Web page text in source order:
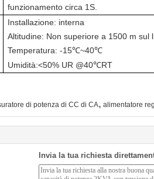
funzionamento circa 1S
Installazione: interna
Altitudine: Non superiore a 1500 m sul
Temperatura: -15℃~40℃
Umidità:<50% UR @40℃RT
di potenza di CC di CA, alimentatore
Invia la tua richiesta